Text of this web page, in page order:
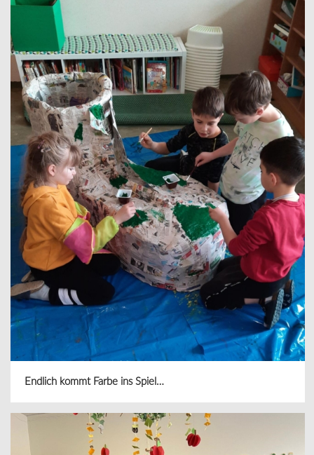
Endlich kommt Farbe ins Spiel…